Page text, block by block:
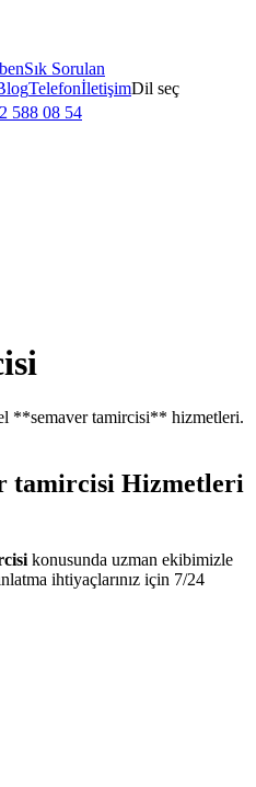
Sık Sorulan
TelefonİletişimDil seç
588 08 54
**semaver tamircisi** hizmetleri.
tamircisi Hizmetleri
konusunda uzman ekibimizle
ihtiyaçlarınız için 7/24